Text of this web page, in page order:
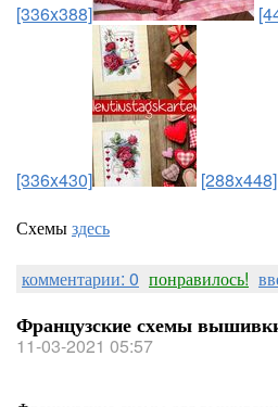
[336x388]
[336x430]
[288x448]
Схемыздесь
комментарии: 0 понравилось!
Французские схемы
11-03-2021 05:57